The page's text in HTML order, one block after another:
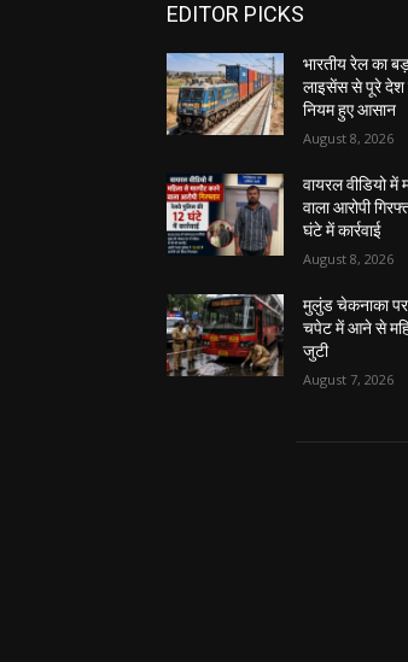
EDITOR PICKS
भारतीय रेल का
लाइसेंस से पूरे
नियम हुए आसान
August 8, 2026
वायरल वीडियो में
वाला आरोपी
घंटे में कार्रवाई
August 8, 2026
मुलुंड चेकनाका पर
चपेट में आने से
जुटी
August 7, 2026